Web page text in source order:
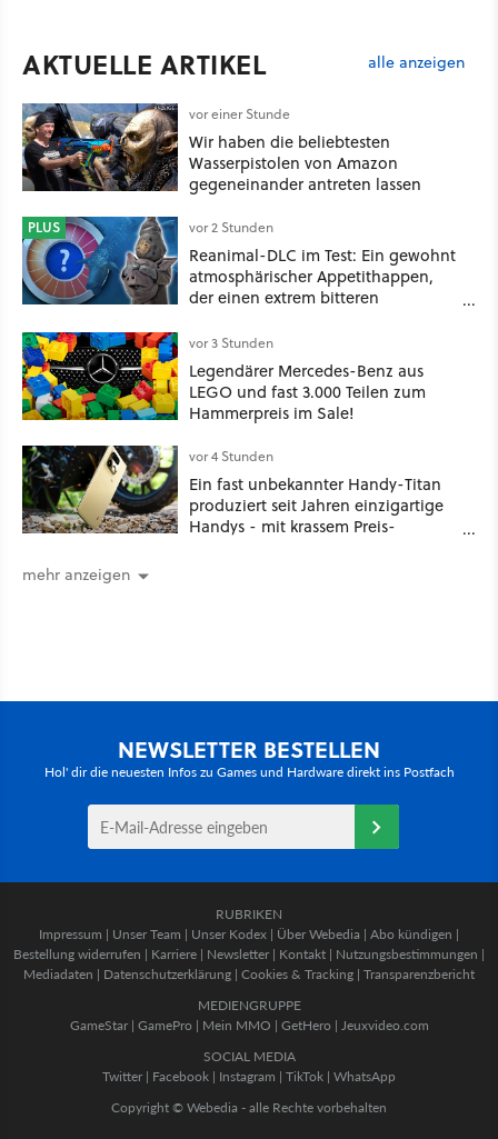
AKTUELLE ARTIKEL alle anzeigen
vor einer Stunde
Wir haben die beliebtesten
Wasserpistolen von Amazon
gegeneinander antreten lassen
PLUS vor 2 Stunden
Reanimal-DLC im Test: Ein gewohnt
atmosphärischer Appetithappen,
der einen extrem bitteren
vor 3 Stunden
Legendärer Mercedes-Benz aus
LEGO und fast 3.000 Teilen zum
Hammerpreis im Sale!
vor 4 Stunden
Ein fast unbekannter Handy-Titan
produziert seit Jahren einzigartige
Handys - mit krassem Preis-
mehr anzeigen
NEWSLETTER BESTELLEN
Hol' dir die neuesten Infos zu Games und Hardware direkt ins Postfach
RUBRIKEN
Impressum | Unser Team | Unser Kodex | Über Webedia | Abo kündigen |
Bestellung widerrufen | Karriere | Newsletter | Kontakt | Nutzungsbestimmungen |
Mediadaten | Datenschutzerklärung | Cookies & Tracking | Transparenzbericht
MEDIENGRUPPE
GameStar| GamePro | Mein MMO | GetHero | Jeuxvideo.com
SOCIAL MEDIA
Twitter | Facebook | Instagram | TikTok | WhatsApp
Copyright © Webedia - alle Rechte vorbehalten